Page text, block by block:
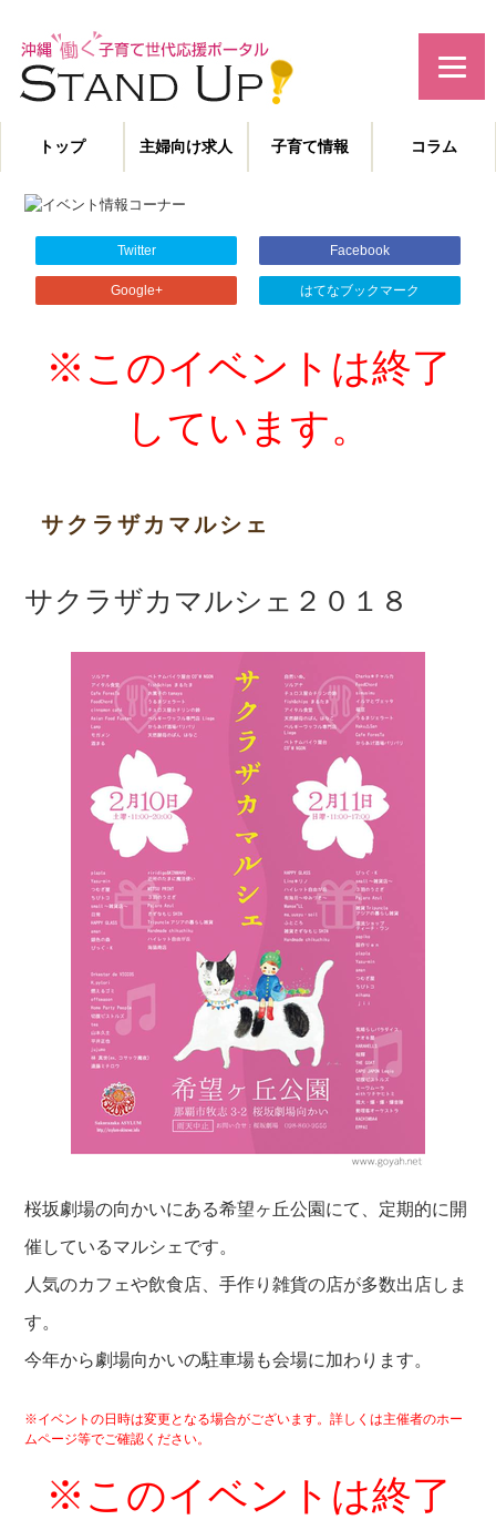
主婦特化型の求人情報と、子育てや教育に役立つコラムを発信。
沖縄の子育て世代、働くママを応援します！
トップ 主婦向け求人 子育て情報 コラム
Twitter Facebook
Google+ はてなブックマーク
※このイベントは終了
しています。
サクラザカマルシェ
サクラザカマルシェ２０１８
桜坂劇場の向かいにある希望ヶ丘公園にて、定期的に開
催しているマルシェです。
人気のカフェや飲食店、手作り雑貨の店が多数出店しま
す。
今年から劇場向かいの駐車場も会場に加わります。
※イベントの日時は変更となる場合がございます。詳しくは主催者のホー
ムページ等でご確認ください。
※このイベントは終了